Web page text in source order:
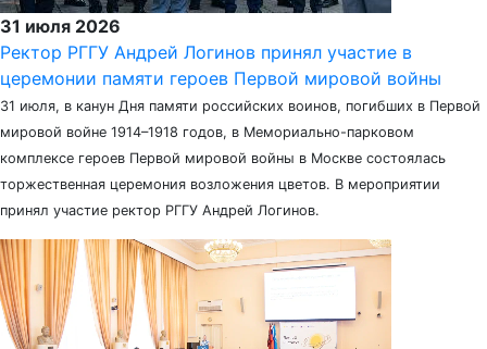
31 июля 2026
Ректор РГГУ Андрей Логинов принял участие в
церемонии памяти героев Первой мировой войны
31 июля, в канун Дня памяти российских воинов, погибших в Первой
мировой войне 1914–1918 годов, в Мемориально-парковом
комплексе героев Первой мировой войны в Москве состоялась
торжественная церемония возложения цветов. В мероприятии
принял участие ректор РГГУ Андрей Логинов.